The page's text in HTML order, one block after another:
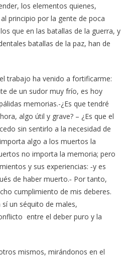
los elementos quienes,
principio por la gente de poca
que en las batallas de la guerra, y
batallas de la paz, han de
trabajo ha venido a fortificar­me:
de un sudor muy frío, es hoy
memorias.-¿Es que tendré
algo útil y grave? – ¿Es que el
sin sentirlo a la necesidad de
algo a los muertos la
no importa la memoria; pero
y sus experiencias: ‑y es
de haber muerto.‑ Por tanto,
cumplimiento de mis deberes.
un séquito de males,
entre el deber puro y la
mismos, mirándonos en el